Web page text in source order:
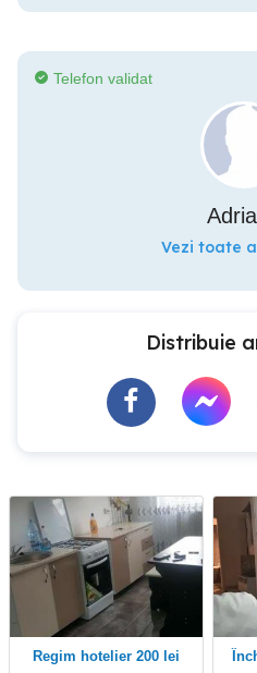
Telefon validat
Vezi toate
Distribuie
regim hotelier 200 lei
închiriez apartament în